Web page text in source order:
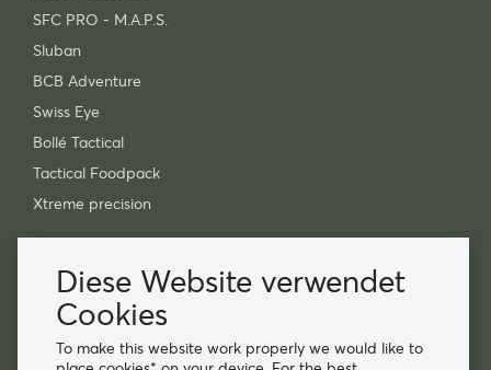
Diese Website verwendet
Cookies
To make this website work properly we would like to
SFC PRO - M.A.P.S.
Sluban
BCB Adventure
Swiss Eye
Bollé Tactical
Tactical Foodpack
Xtreme precision
Großhandel Van Os Imports B.V.
E-mail: info@vanosimports.nl
Telefon: + 31 348 451 219